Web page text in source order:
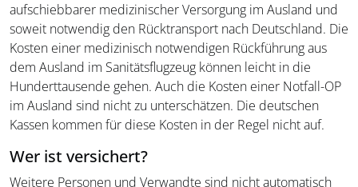
aufschiebbarer medizinischer Versorgung im Ausland und
soweit notwendig den Rücktransport nach Deutschland. Die
Kosten einer medizinisch notwendigen Rückführung aus
dem Ausland im Sanitätsflugzeug können leicht in die
Hunderttausende gehen. Auch die Kosten einer Notfall-OP
im Ausland sind nicht zu unterschätzen. Die deutschen
Kassen kommen für diese Kosten in der Regel nicht auf.
Wer ist versichert?
Weitere Personen und Verwandte sind nicht automatisch